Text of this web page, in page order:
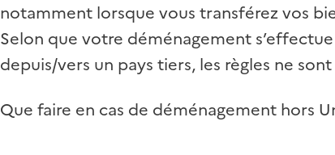
notamment lorsque vous transférez vos
Selon que votre déménagement
depuis/vers un pays tiers, les règles ne
Que faire en cas de déménagement hors